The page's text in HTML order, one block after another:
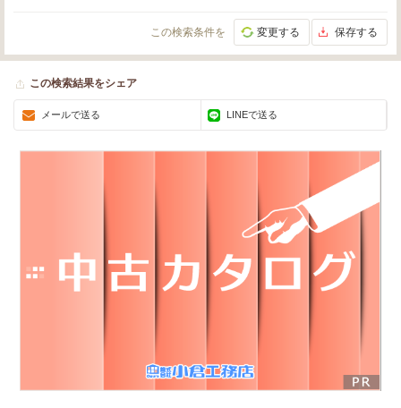
この検索条件を 変更する 保存する
この検索結果をシェア
メールで送る LINEで送る